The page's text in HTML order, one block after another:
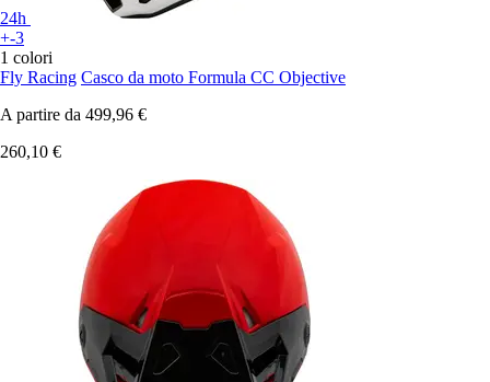
24h
+-3
1 colori
Fly Racing Casco da moto Formula CC Objective
A partire da 499,96 €
260,10 €